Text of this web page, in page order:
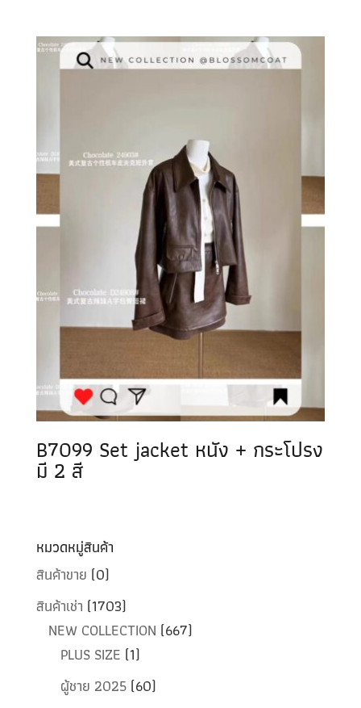
B7099 Set jacket หนัง + กระโปรง
มี 2 สี
หมวดหมู่สินค้า
สินค้าขาย (0)
สินค้าเช่า (1703)
NEW COLLECTION (667)
PLUS SIZE (1)
ผู้ชาย 2025 (60)